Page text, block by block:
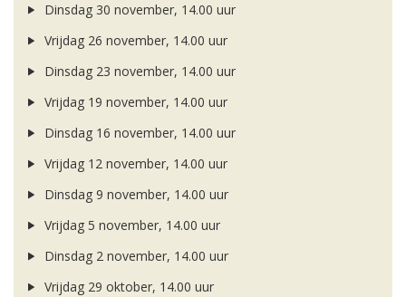
Dinsdag 30 november, 14.00 uur
Vrijdag 26 november, 14.00 uur
Dinsdag 23 november, 14.00 uur
Vrijdag 19 november, 14.00 uur
Dinsdag 16 november, 14.00 uur
Vrijdag 12 november, 14.00 uur
Dinsdag 9 november, 14.00 uur
Vrijdag 5 november, 14.00 uur
Dinsdag 2 november, 14.00 uur
Vrijdag 29 oktober, 14.00 uur